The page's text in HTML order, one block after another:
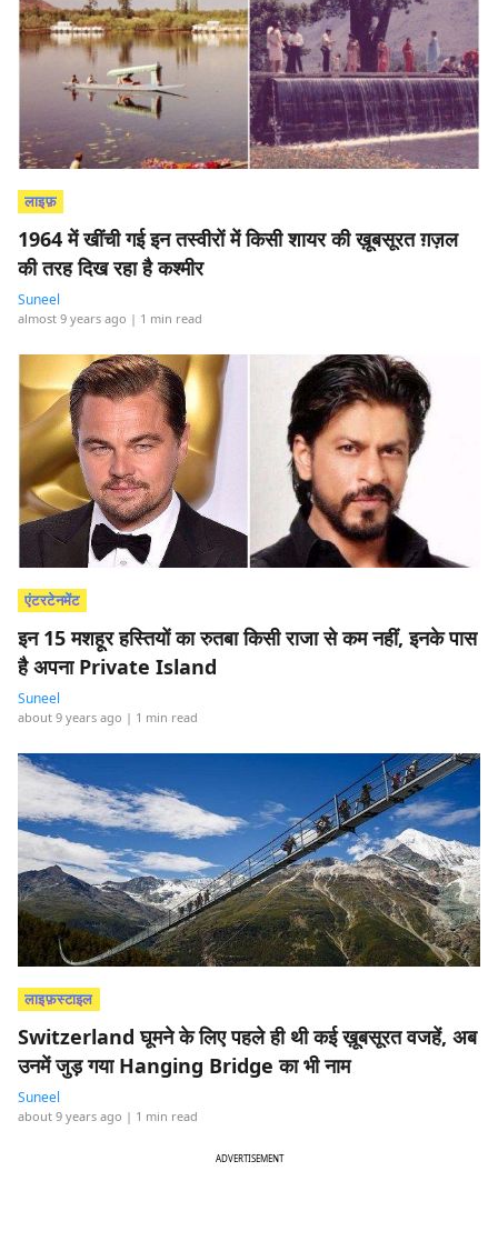
लाइफ़
1964 में खींची गई इन तस्वीरों में किसी शायर की ख़ूबसूरत ग़ज़ल
की तरह दिख रहा है कश्मीर
Suneel
almost 9 years ago | 1 min read
एंटरटेनमेंट
इन 15 मशहूर हस्तियों का रुतबा किसी राजा से कम नहीं, इनके पास
है अपना Private Island
Suneel
about 9 years ago | 1 min read
लाइफ़स्टाइल
Switzerland घूमने के लिए पहले ही थी कई ख़ूबसूरत वजहें, अब
उनमें जुड़ गया Hanging Bridge का भी नाम
Suneel
about 9 years ago | 1 min read
ADVERTISEMENT